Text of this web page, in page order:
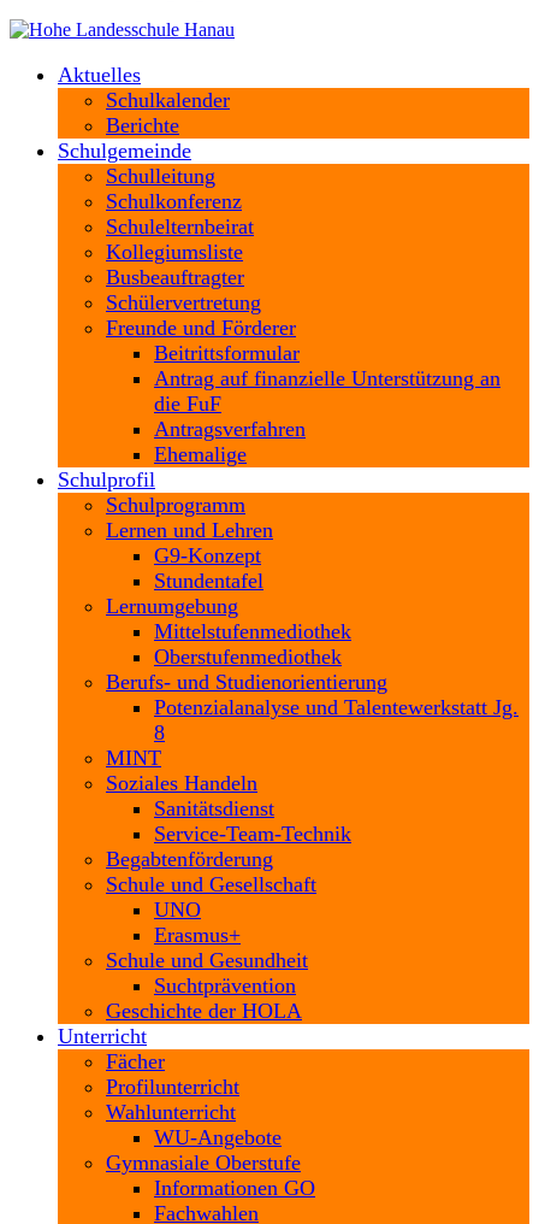
Aktuelles
Schulkalender
Berichte
Schulgemeinde
Schulleitung
Schulkonferenz
Schulelternbeirat
Kollegiumsliste
Busbeauftragter
Schülervertretung
Freunde und Förderer
Beitrittsformular
Antrag auf finanzielle Unterstützung an
die FuF
Antragsverfahren
Ehemalige
Schulprofil
Schulprogramm
Lernen und Lehren
G9-Konzept
Stundentafel
Lernumgebung
Mittelstufenmediothek
Oberstufenmediothek
Berufs- und Studienorientierung
Potenzialanalyse und Talentewerkstatt Jg.
8
MINT
Soziales Handeln
Sanitätsdienst
Service-Team-Technik
Begabtenförderung
Schule und Gesellschaft
UNO
Erasmus+
Schule und Gesundheit
Suchtprävention
Geschichte der HOLA
Unterricht
Fächer
Profilunterricht
Wahlunterricht
WU-Angebote
Gymnasiale Oberstufe
Informationen GO
Fachwahlen